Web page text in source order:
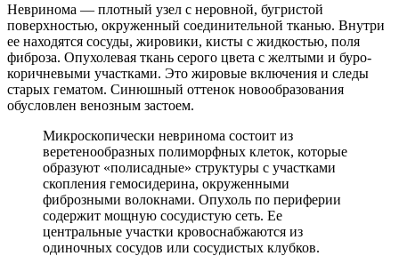
Невринома — плотный узел с неровной, бугристой
поверхностью, окруженный соединительной тканью. Внутри
ее находятся сосуды, жировики, кисты с жидкостью, поля
фиброза. Опухолевая ткань серого цвета с желтыми и буро-
коричневыми участками. Это жировые включения и следы
старых гематом. Синюшный оттенок новообразования
обусловлен венозным застоем.
Микроскопически невринома состоит из
веретенообразных полиморфных клеток, которые
образуют «полисадные» структуры с участками
скопления гемосидерина, окруженными
фиброзными волокнами. Опухоль по периферии
содержит мощную сосудистую сеть. Ее
центральные участки кровоснабжаются из
одиночных сосудов или сосудистых клубков.